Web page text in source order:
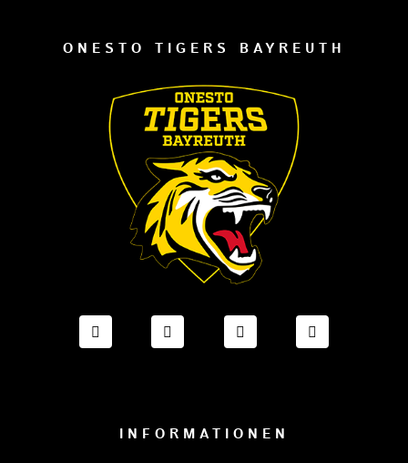
ONESTO TIGERS BAYREUTH
FACEBOOK ONESTO TIGERS BAYREUTH
INSTAGRAM ONESTO TIGERS
TIKTOK ONESTO
INFORMATIONEN